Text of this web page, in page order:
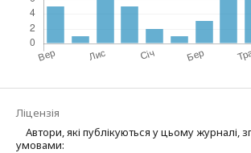
Ліцензія
Автори, які публікуються у цьому журналі,
умовами: